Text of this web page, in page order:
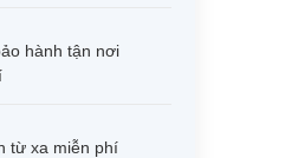
hành tận nơi
từ xa miễn phí